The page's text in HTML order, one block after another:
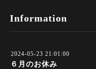
Information
2024-05-23 21:01:00
６月のお休み